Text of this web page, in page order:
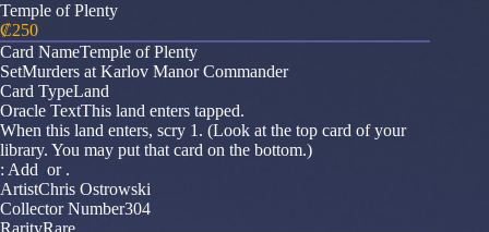
Temple of Plenty
₡250
Card NameTemple of Plenty
SetMurders at Karlov Manor Commander
Card TypeLand
Oracle TextThis land enters tapped.
When this land enters, scry 1. (Look at the top card of your
library. You may put that card on the bottom.)
: Add or .
ArtistChris Ostrowski
Collector Number304
RarityRare